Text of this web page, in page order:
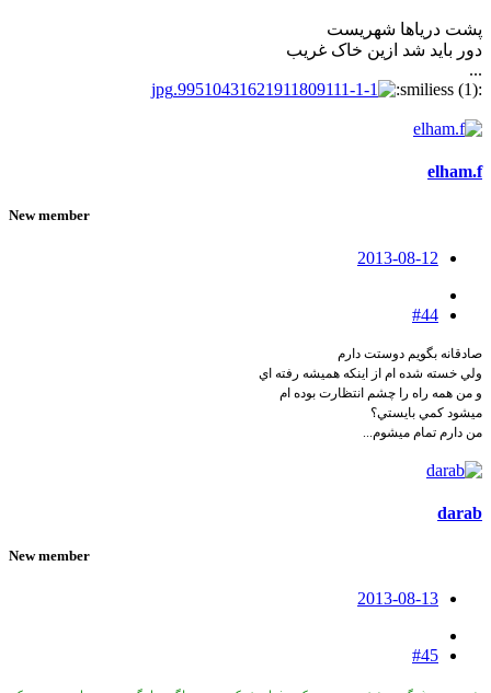
پشت دریاها شهریست
دور باید شد ازین خاک غریب
...
:smiliess (1):
elham.f
New member
2013-08-12
#44
صادقانه بگويم دوستت دارم
ولي خسته شده ام از اينكه هميشه رفته اي
و من همه راه را چشم انتظارت بوده ام
ميشود كمي بايستي؟
من دارم تمام ميشوم...
darab
New member
2013-08-13
#45